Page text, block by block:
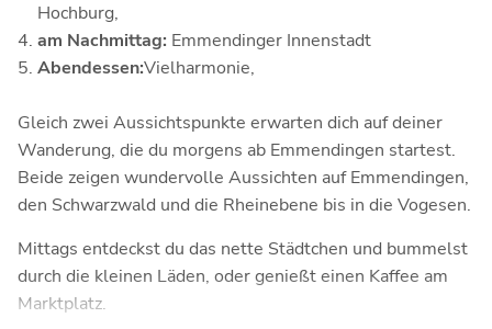
Hochburg,
am Nachmittag: Emmendinger Innenstadt
Abendessen:Vielharmonie,
Gleich zwei Aussichtspunkte erwarten dich auf deiner
Wanderung, die du morgens ab Emmendingen startest.
Beide zeigen wundervolle Aussichten auf Emmendingen,
den Schwarzwald und die Rheinebene bis in die Vogesen.
Mittags entdeckst du das nette Städtchen und bummelst
durch die kleinen Läden, oder genießt einen Kaffee am
Marktplatz.